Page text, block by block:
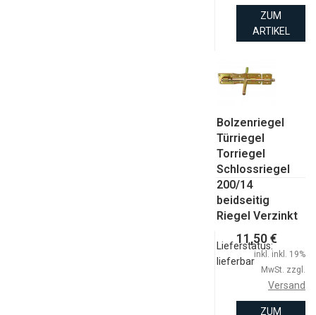
ZUM
ARTIKEL
Bolzenriegel
Türriegel
Torriegel
Schlossriegel
200/14
beidseitig
Riegel Verzinkt
Lieferstatus:
lieferbar
11,50 €
inkl. inkl. 19%
MwSt. zzgl.
Versand
ZUM